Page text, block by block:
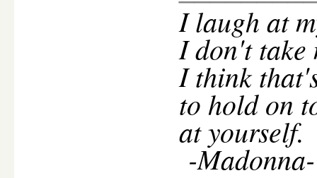
Ilaugh at
I don't take
I think
to hold on
at yourself.
-Madonna-